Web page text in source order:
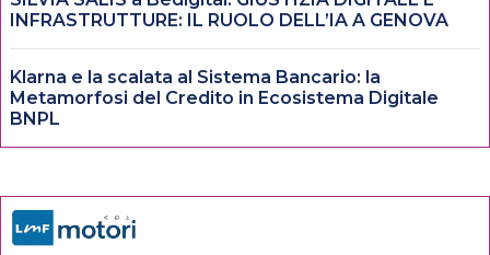
INFRASTRUTTURE: IL RUOLO DELL’IA A GENOVA
Klarna e la scalata al Sistema Bancario: la
Metamorfosi del Credito in Ecosistema Digitale
BNPL